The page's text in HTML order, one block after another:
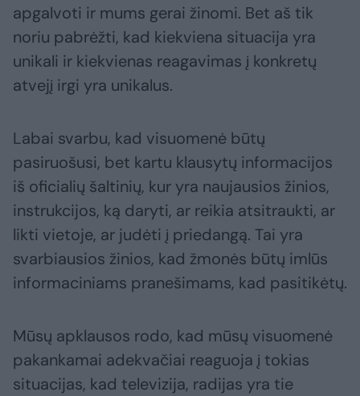
apgalvoti ir mums gerai žinomi. Bet aš tik
noriu pabrėžti, kad kiekviena situacija yra
unikali ir kiekvienas reagavimas į konkretų
atvejį irgi yra unikalus.
Labai svarbu, kad visuomenė būtų
pasiruošusi, bet kartu klausytų informacijos
iš oficialių šaltinių, kur yra naujausios žinios,
instrukcijos, ką daryti, ar reikia atsitraukti, ar
likti vietoje, ar judėti į priedangą. Tai yra
svarbiausios žinios, kad žmonės būtų imlūs
informaciniams pranešimams, kad pasitikėtų.
Mūsų apklausos rodo, kad mūsų visuomenė
pakankamai adekvačiai reaguoja į tokias
situacijas, kad televizija, radijas yra tie